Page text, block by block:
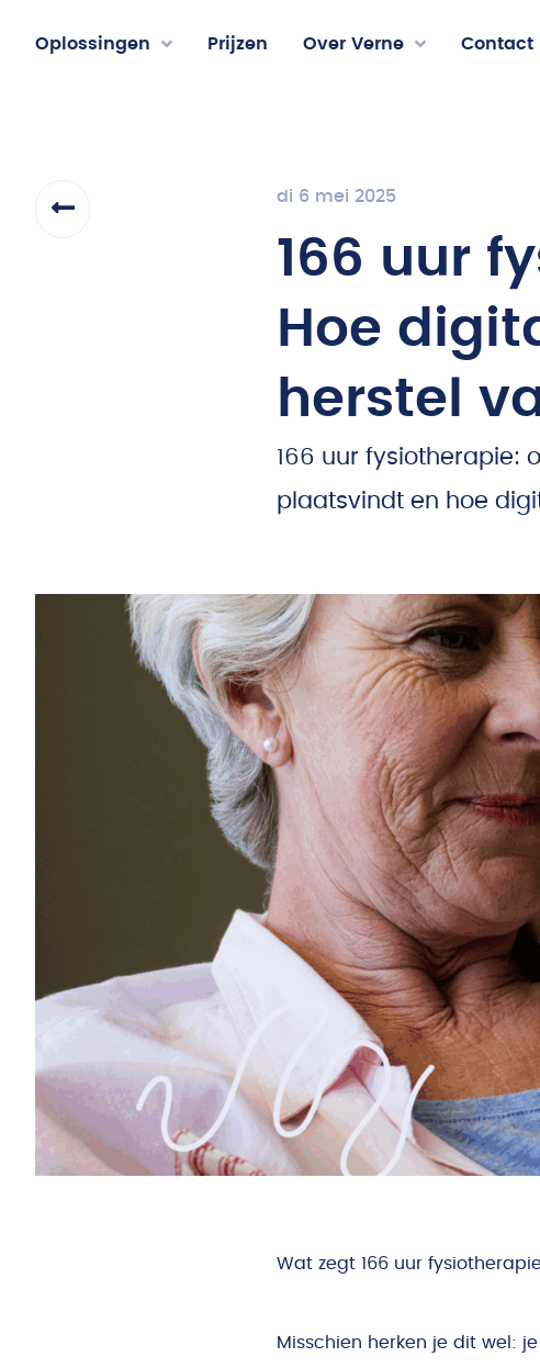
Oplossingen Prijzen Over Verne Contact
di 6 mei 2025
166 uur
Hoe
herstel
166 uur fysiotherapie:
plaatsvindt en hoe
Wat zegt 166 uur
Misschien herken je dit wel: